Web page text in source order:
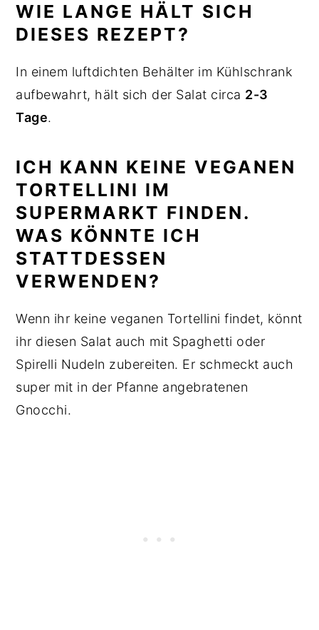
WIE LANGE HÄLT SICH
DIESES REZEPT?
In einem luftdichten Behälter im Kühlschrank
aufbewahrt, hält sich der Salat circa 2-3
Tage.
ICH KANN KEINE VEGANEN
TORTELLINI IM
SUPERMARKT FINDEN.
WAS KÖNNTE ICH
STATTDESSEN
VERWENDEN?
Wenn ihr keine veganen Tortellini findet, könnt
ihr diesen Salat auch mit Spaghetti oder
Spirelli Nudeln zubereiten. Er schmeckt auch
super mit in der Pfanne angebratenen
Gnocchi.